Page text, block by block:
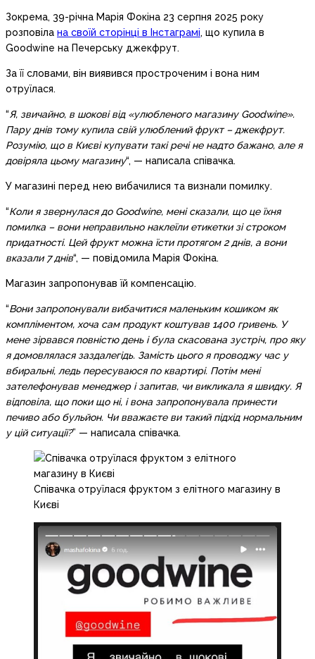
Зокрема, 39-річна Марія Фокіна 23 серпня 2025 року
розповіла на своїй сторінці в Інстаграмі, що купила в
Goodwine на Печерську джекфрут.
За її словами, він виявився простроченим і вона ним
отруїлася.
“Я, звичайно, в шокові від «улюбленого магазину Goodwine».
Пару днів тому купила свій улюблений фрукт – джекфрут.
Розумію, що в Києві купувати такі речі не надто бажано, але я
довіряла цьому магазину“, — написала співачка.
У магазині перед нею вибачилися та визнали помилку.
“Коли я звернулася до Goodwine, мені сказали, що це їхня
помилка – вони неправильно наклеїли етикетки зі строком
придатності. Цей фрукт можна їсти протягом 2 днів, а вони
вказали 7 днів“, — повідомила Марія Фокіна.
Магазин запропонував їй компенсацію.
“Вони запропонували вибачитися маленьким кошиком як
компліментом, хоча сам продукт коштував 1400 гривень. У
мене зірвався повністю день і була скасована зустріч, про яку
я домовлялася заздалегідь. Замість цього я проводжу час у
вбиральні, ледь пересуваюся по квартирі. Потім мені
зателефонував менеджер і запитав, чи викликала я швидку. Я
відповіла, що поки що ні, і вона запропонувала принести
печиво або бульйон. Чи вважаєте ви такий підхід нормальним
у цій ситуації?” — написала співачка.
Співачка отруїлася фруктом з елітного магазину в
Києві